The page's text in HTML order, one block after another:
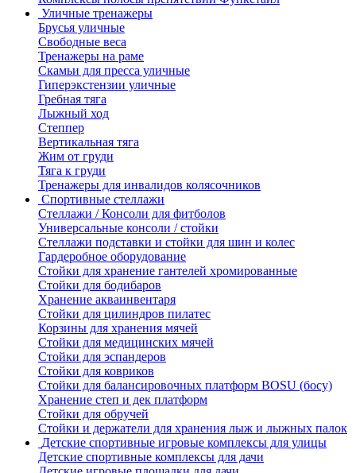
Уличные тренажеры
Брусья уличные
Свободные веса
Тренажеры на раме
Скамьи для пресса уличные
Гиперэкстензии уличные
Гребная тяга
Лыжный ход
Степпер
Вертикальная тяга
Жим от груди
Тяга к груди
Тренажеры для инвалидов колясочников
Спортивные стеллажи
Стеллажи / Консоли для фитболов
Универсальные консоли / стойки
Стеллажи подставки и стойки для шин и колес
Гардеробное оборудование
Стойки для хранение гантелей хромированные
Стойки для бодибаров
Хранение акваинвентаря
Стойки для цилиндров пилатес
Корзины для хранения мячей
Стойки для медицинских мячей
Стойки для эспандеров
Стойки для ковриков
Стойки для балансировочных платформ BOSU (босу)
Хранение степ и дек платформ
Стойки для обручей
Стойки и держатели для хранения лыж и лыжных палок
Детские спортивные игровые комплексы для улицы
Детские спортивные комплексы для дачи